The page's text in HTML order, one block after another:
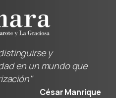
y
en un mundo que
César Manrique